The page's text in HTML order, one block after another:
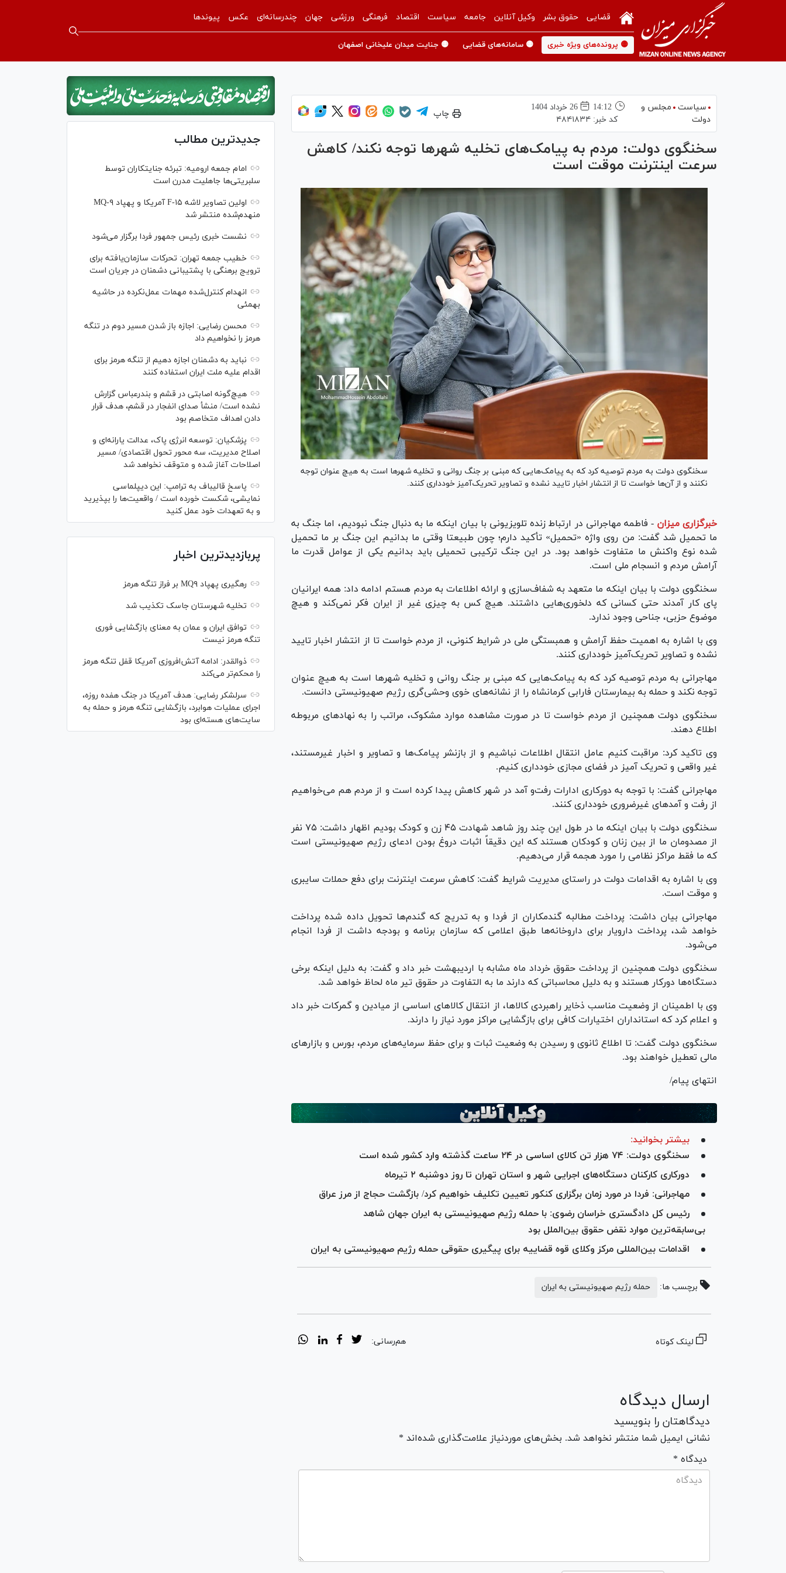
قضایی حقوق بشر وکیل آنلاین جامعه سیاست اقتصاد فرهنگی ورزشی جهان چندرسانه‌ای عکس پیوندها
🟡 پرونده‌های ویژه خبری 🟡 سامانه‌های قضایی 🟡 جنایت میدان علیخانی اصفهان
سیاست
مجلس و
دولت
14:12
26 خرداد 1404
کد خبر: ۴۸۴۱۸۳۴
چاپ
سخنگوی دولت: مردم به پیامک‌های تخلیه شهر‌ها توجه نکند/ کاهش
سرعت اینترنت موقت است
سخنگوی دولت به مردم توصیه کرد که به پیامک‌هایی که مبنی بر جنگ روانی و تخلیه شهر‌ها است به هیچ عنوان توجه
نکنند و از آن‌ها خواست تا از انتشار اخبار تایید نشده و تصاویر تحریک‌آمیز خودداری کنند.
خبرگزاری میزان - فاطمه مهاجرانی در ارتباط زنده تلویزیونی با بیان اینکه ما به دنبال جنگ نبودیم، اما جنگ به
ما تحمیل شد گفت: من روی واژه «تحمیل» تأکید دارم؛ چون طبیعتا وقتی ما بدانیم این جنگ بر ما تحمیل
شده نوع واکنش ما متفاوت خواهد بود. در این جنگ ترکیبی تحمیلی باید بدانیم یکی از عوامل قدرت ما
آرامش مردم و انسجام ملی است.
سخنگوی دولت با بیان اینکه ما متعهد به شفاف‌سازی و ارائه اطلاعات به مردم هستم ادامه داد: همه ایرانیان
پای کار آمدند حتی کسانی که دلخوری‌هایی داشتند. هیچ کس به چیزی غیر از ایران فکر نمی‌کند و هیچ
موضوع حزبی، جناحی وجود ندارد.
وی با اشاره به اهمیت حفظ آرامش و همبستگی ملی در شرایط کنونی، از مردم خواست تا از انتشار اخبار تایید
نشده و تصاویر تحریک‌آمیز خودداری کنند.
مهاجرانی به مردم توصیه کرد که به پیامک‌هایی که مبنی بر جنگ روانی و تخلیه شهر‌ها است به هیچ عنوان
توجه نکند و حمله به بیمارستان فارابی کرمانشاه را از نشانه‌های خوی وحشی‌گری رژیم صهیونیستی دانست.
سخنگوی دولت همچنین از مردم خواست تا در صورت مشاهده موارد مشکوک، مراتب را به نهاد‌های مربوطه
اطلاع دهند.
وی تاکید کرد: مراقبت کنیم عامل انتقال اطلاعات نباشیم و از بازنشر پیامک‌ها و تصاویر و اخبار غیرمستند،
غیر واقعی و تحریک آمیز در فضای مجازی خودداری کنیم.
مهاجرانی گفت: با توجه به دورکاری ادارات رفت‌و آمد در شهر کاهش پیدا کرده است و از مردم هم می‌خواهیم
از رفت و آمد‌های غیرضروری خودداری کنند.
سخنگوی دولت با بیان اینکه ما در طول این چند روز شاهد شهادت ۴۵ زن و کودک بودیم اظهار داشت: ۷۵ نفر
از مصدومان ما از بین زنان و کودکان هستند که این دقیقاً اثبات دروغ بودن ادعای رژیم صهیونیستی است
که ما فقط مراکز نظامی را مورد هجمه قرار می‌دهیم.
وی با اشاره به اقدامات دولت در راستای مدیریت شرایط گفت: کاهش سرعت اینترنت برای دفع حملات سایبری
و موقت است.
مهاجرانی بیان داشت: پرداخت مطالبه گندمکاران از فردا و به تدریج که گندم‌ها تحویل داده شده پرداخت
خواهد شد، پرداخت دارویار برای داروخانه‌ها طبق اعلامی که سازمان برنامه و بودجه داشت از فردا انجام
می‌شود.
سخنگوی دولت همچنین از پرداخت حقوق خرداد ماه مشابه با اردیبهشت خبر داد و گفت: به دلیل اینکه برخی
دستگاه‌ها دورکار هستند و به دلیل محاسباتی که دارند ما به التفاوت در حقوق تیر ماه لحاظ خواهد شد.
وی با اطمینان از وضعیت مناسب ذخایر راهبردی کالاها، از انتقال کالا‌های اساسی از میادین و گمرکات خبر داد
و اعلام کرد که استانداران اختیارات کافی برای بازگشایی مراکز مورد نیاز را دارند.
سخنگوی دولت گفت: تا اطلاع ثانوی و رسیدن به وضعیت ثبات و برای حفظ سرمایه‌های مردم، بورس و بازار‌های
مالی تعطیل خواهند بود.
انتهای پیام/
بیشتر بخوانید:
سخنگوی دولت: ۷۴ هزار تن کالای اساسی در ۲۴ ساعت گذشته وارد کشور شده است
دورکاری کارکنان دستگاه‌های اجرایی شهر و استان تهران تا روز دوشنبه ۲ تیرماه
مهاجرانی: فردا در مورد زمان برگزاری کنکور تعیین تکلیف خواهیم کرد/ بازگشت حجاج از مرز عراق
رئیس کل دادگستری خراسان رضوی: با حمله رژیم صهیونیستی به ایران جهان شاهد
بی‌سابقه‌ترین موارد نقض حقوق بین‌الملل بود
اقدامات بین‌المللی مرکز وکلای قوه قضاییه برای پیگیری حقوقی حمله رژیم صهیونیستی به ایران
برچسب ها: حمله رژیم صهیونیستی به ایران
لینک کوتاه هم‌رسانی:
ارسال دیدگاه
دیدگاهتان را بنویسید
نشانی ایمیل شما منتشر نخواهد شد. بخش‌های موردنیاز علامت‌گذاری شده‌اند *
* دیدگاه
جدیدترین مطالب
امام جمعه ارومیه: تبرئه جنایتکاران توسط
سلبریتی‌ها جاهلیت مدرن است
اولین تصاویر لاشه F-۱۵ آمریکا و پهپاد MQ-۹
منهدم‌شده منتشر شد
نشست خبری رئیس‌ جمهور فردا برگزار می‌شود
خطیب جمعه تهران: تحرکات سازمان‌یافته برای
ترویج برهنگی با پشتیبانی دشمنان در جریان است
انهدام کنترل‌شده مهمات عمل‌نکرده در حاشیه
بهمئی
محسن رضایی: اجازه باز شدن مسیر دوم در تنگه
هرمز را نخواهیم داد
نباید به دشمنان اجازه دهیم از تنگه هرمز برای
اقدام علیه ملت ایران استفاده کنند
هیچ‌گونه اصابتی در قشم و بندرعباس گزارش
نشده است/ منشأ صدای انفجار در قشم، هدف قرار
دادن اهداف متخاصم بود
پزشکیان: توسعه انرژی پاک، عدالت یارانه‌ای و
اصلاح مدیریت، سه محور تحول اقتصادی/ مسیر
اصلاحات آغاز شده و متوقف نخواهد شد
پاسخ قالیباف به ترامپ: این دیپلماسی
نمایشی، شکست خورده است / واقعیت‌ها را بپذیرید
و به تعهدات خود عمل کنید
پربازدیدترین اخبار
رهگیری پهپاد MQ۹ بر فراز تنگه هرمز
تخلیه شهرستان جاسک تکذیب شد
توافق ایران و عمان به معنای بازگشایی فوری
تنگه هرمز نیست
ذوالقدر: ادامه آتش‌افروزی آمریکا قفل تنگه هرمز
را محکم‌تر می‌کند
سرلشکر رضایی: هدف آمریکا در جنگ هفده روزه،
اجرای عملیات هوابرد، بازگشایی تنگه هرمز و حمله به
سایت‌های هسته‌ای بود